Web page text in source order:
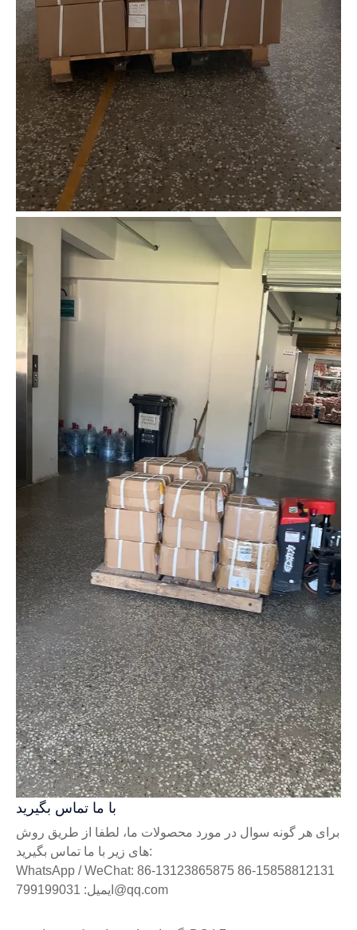
با ما تماس بگیرید
برای هر گونه سوال در مورد محصولات ما، لطفا از طریق روش
های زیر با ما تماس بگیرید:
WhatsApp / WeChat: 86-13123865875 86-15858812131
ایمیل: 799199031@qq.com